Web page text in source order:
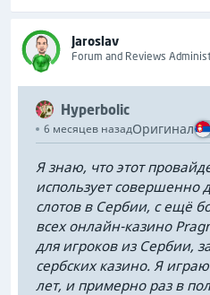
Jaroslav
Forum and Reviews
Hyperbolic
6 месяцев назадОригинал
Я знаю, что этот
использует совершенно
слотов в Сербии, с ещё
всех онлайн-казино
для игроков из Сербии,
сербских казино. Я
лет, и примерно раз в